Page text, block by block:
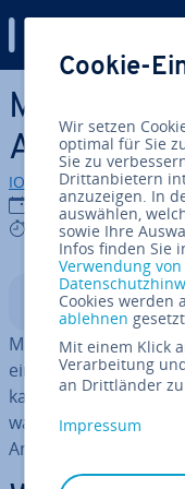
Zum Haupt­in­halt
IONOS Redaktion
16.01.2023
7 mins
Midd­le­wa­re ist eine
einem
ka­tio­nen. Diese
wal­tung von Daten,
Anwendung nicht
Cookie-
Wir setzen
optimal für Sie
Sie zu
Drittanbietern
anzuzeigen. In
auswählen,
sowie Ihre
Infos finden Sie
Verwendung von
Cookies werden
ablehnen
Mit einem Klick
Verarbeitung
an Drittländer
Impressum